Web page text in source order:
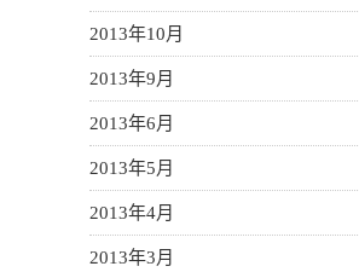
2013年10月
2013年9月
2013年6月
2013年5月
2013年4月
2013年3月